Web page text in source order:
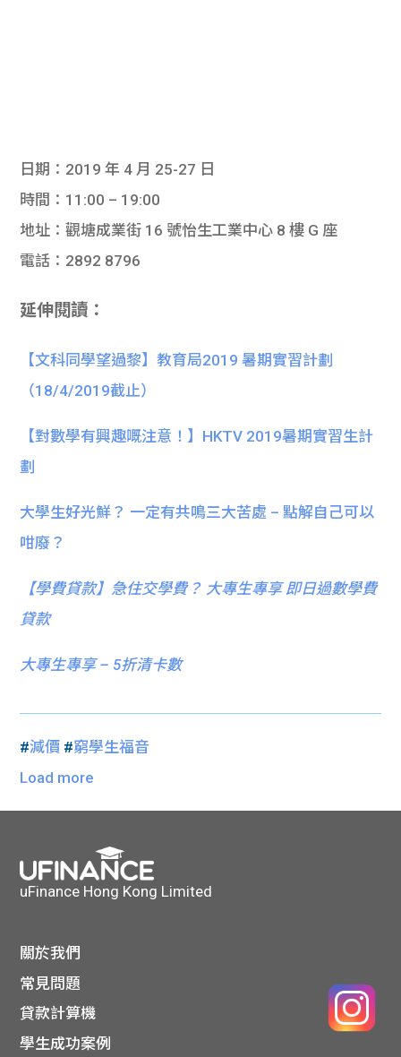
日期：2019 年 4 月 25-27 日
時間：11:00 – 19:00
地址：觀塘成業街 16 號怡生工業中心 8 樓 G 座
電話：2892 8796
延伸閱讀：
【文科同學望過黎】教育局2019 暑期實習計劃
（18/4/2019截止）
【對數學有興趣嘅注意！】HKTV 2019暑期實習生計
劃
大學生好光鮮？ 一定有共鳴三大苦處 – 點解自己可以
咁廢？
【學費貸款】急住交學費？ 大專生專享 即日過數學費
貸款
大專生專享 – 5折清卡數
#減價 #窮學生福音
Load more
uFinance Hong Kong Limited
關於我們
常見問題
貸款計算機
學生成功案例